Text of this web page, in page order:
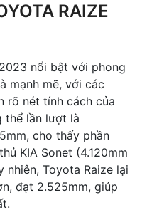
RAIZE
nổi bật với phong
mạnh mẽ, với các
rõ nét tính cách của
thể lần lượt là
cho thấy phần
KIA Sonet (4.120mm
nhiên, Toyota Raize lại
đạt 2.525mm, giúp